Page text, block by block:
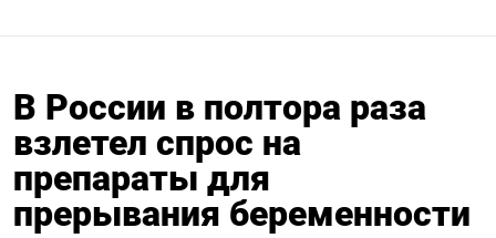
В России в полтора раза
взлетел спрос на
препараты для
прерывания беременности